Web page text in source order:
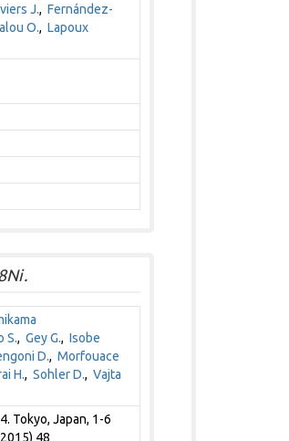
J., Fernández-
O., Lapoux
S., Gey G., Isobe
D., Morfouace
H., Sohler D., Vajta
Tokyo, Japan, 1-6
48